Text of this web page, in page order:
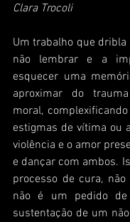
Clara Trocoli
​Um trabalho que dribla
não lembrar e a
esquecer uma
aproximar do
moral,
estigmas de vítima ou
violência e o amor
e dançar com ambos.
processo de cura,
não é um pedido
sustentação de um